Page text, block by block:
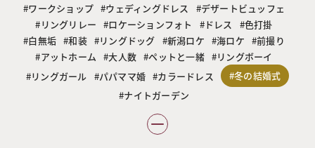
ワークショップ ウェディングドレス
デザートビュッフェ
リングリレー
ロケーションフォト ドレス
色打掛
白無垢
和装 リングドッグ 新潟ロケ 海ロケ
前撮り
アットホーム
大人数 ペットと一緒
リングボーイ
リングガール
パパママ婚 カラードレス
冬の結婚式
ナイトガーデン